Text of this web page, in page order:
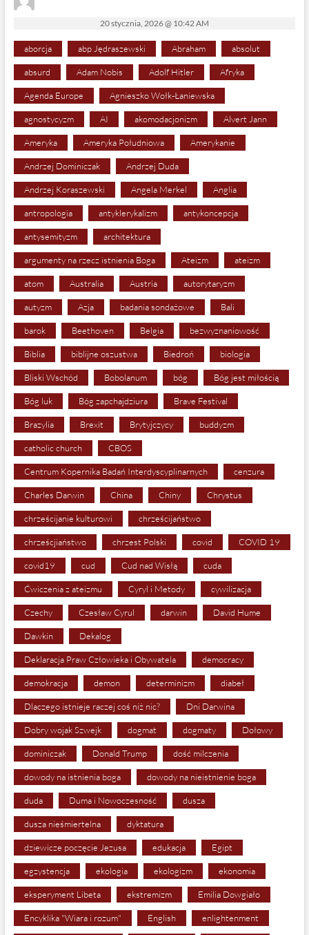
20 stycznia, 2026 @ 10:42 AM
aborcja abp Jędraszewski Abraham absolut
absurd Adam Nobis Adolf Hitler Afryka
Agenda Europe Agnieszko Wołk-Łaniewska
agnostycyzm AI akomodacjonizm Alvert Jann
Ameryka Ameryka Południowa Amerykanie
Andrzej Dominiczak Andrzej Duda
Andrzej Koraszewski Angela Merkel Anglia
antropologia antyklerykalizm antykoncepcja
antysemityzm architektura
argumenty na rzecz istnienia Boga Ateizm ateizm
atom Australia Austria autorytaryzm
autyzm Azja badania sondażowe Bali
barok Beethoven Belgia bezwyznaniowość
Biblia biblijne oszustwa Biedroń biologia
Bliski Wschód Bobolanum bóg Bóg jest miłością
Bóg luk Bóg zapchajdziura Brave Festival
Brazylia Brexit Brytyjczycy buddyzm
catholic church CBOS
Centrum Kopernika Badań Interdyscyplinarnych cenzura
Charles Darwin China Chiny Chrystus
chrześcijanie kulturowi chrześcijaństwo
chrześcjiaństwo chrzest Polski covid COVID 19
covid19 cud Cud nad Wisłą cuda
Ćwiczenia z ateizmu Cyryl i Metody cywilizacja
Czechy Czesław Cyrul darwin David Hume
Dawkin Dekalog
Deklaracja Praw Człowieka i Obywatela democracy
demokracja demon determinizm diabeł
Dlaczego istnieje raczej coś niż nic? Dni Darwina
Dobry wojak Szwejk dogmat dogmaty Dołowy
dominiczak Donald Trump dość milczenia
dowody na istnienia boga dowody na nieistnienie boga
duda Duma i Nowoczesność dusza
dusza nieśmiertelna dyktatura
dziewicze poczęcie Jezusa edukacja Egipt
egzystencja ekologia ekologizm ekonomia
eksperyment Libeta ekstremizm Emilia Dowgiało
Encyklika "Wiara i rozum" English enlightenment